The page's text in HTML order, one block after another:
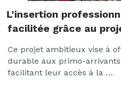
L’insertion
facilitée grâce au
Ce projet ambitieux vise à
durable aux primo-
facilitant leur accès à la …